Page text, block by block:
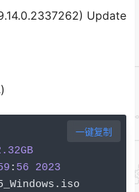
Update
: 56
2023
. iso
一键复制